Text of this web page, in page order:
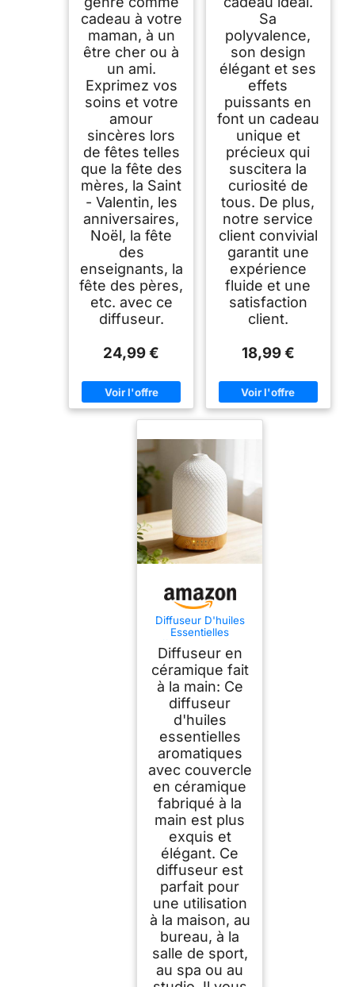
cadeau à votre
maman, à un
être cher ou à
un ami.
Exprimez vos
soins et votre
amour
sincères lors
de fêtes telles
que la fête des
mères, la Saint
- Valentin, les
anniversaires,
Noël, la fête
des
enseignants, la
fête des pères,
etc. avec ce
diffuseur.
24,99 €
Sa
polyvalence,
son design
élégant et ses
effets
puissants en
font un cadeau
unique et
précieux qui
suscitera la
curiosité de
tous. De plus,
notre service
client convivial
garantit une
expérience
fluide et une
satisfaction
client.
18,99 €
Diffuseur D'huiles
Essentielles
Ultrasonique
Aromathérapie en
Céramique 200ML
avec Minuterie
D'arrêt Automatique
De 7 Couleurs pour
Appartement Bureau
Maison Yoga
Cadeaux
Diffuseur en
céramique fait
à la main: Ce
diffuseur
d'huiles
essentielles
aromatiques
avec couvercle
en céramique
fabriqué à la
main est plus
exquis et
élégant. Ce
diffuseur est
parfait pour
une utilisation
à la maison, au
bureau, à la
salle de sport,
au spa ou au